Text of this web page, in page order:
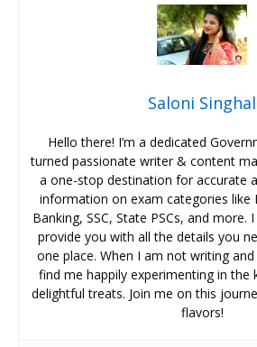
Saloni Singhal
Hello there! I’m a dedicated
turned passionate writer & content
a one-stop destination for accurate
information on exam categories like
Banking, SSC, State PSCs, and
provide you with all the details you
one place. When I am not writing
find me happily experimenting in the
delightful treats. Join me on this
flavors!